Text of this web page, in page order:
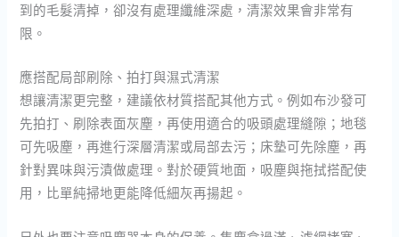
到的毛髮清掉，卻沒有處理纖維深處，清潔效果會非常有
限。
應搭配局部刷除、拍打與濕式清潔
想讓清潔更完整，建議依材質搭配其他方式。例如布沙發可
先拍打、刷除表面灰塵，再使用適合的吸頭處理縫隙；地毯
可先吸塵，再進行深層清潔或局部去污；床墊可先除塵，再
針對異味與污漬做處理。對於硬質地面，吸塵與拖拭搭配使
用，比單純掃地更能降低細灰再揚起。